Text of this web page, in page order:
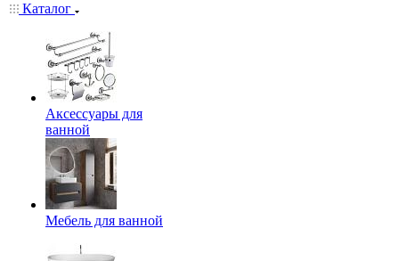
Каталог
Аксессуары для
ванной
Мебель для ванной